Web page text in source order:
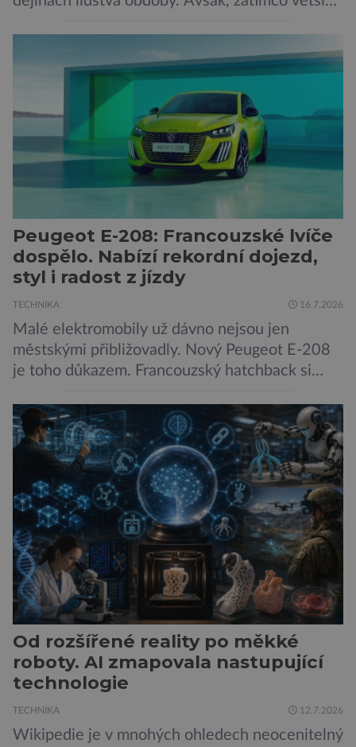
bezpečnostní experti upozorňují na mnohem
méně nápadné riziko. Podle některých
odborníků by už během příštích dvou let mohly
pokročilé systémy AI výrazně usnadnit
kybernetické útoky […]
Peugeot E-208: Francouzské lvíče
dospělo. Nabízí rekordní dojezd,
styl i radost z jízdy
TECHNIKA 16.7.2026
Malé elektromobily už dávno nejsou jen
městskými přibližovadly. Nový Peugeot E-208
je toho důkazem. Francouzský hatchback si
dojezd a modernější technologie, ale hlavně
ukazuje, že i kompaktní elektromobil může být
autem, se kterým bez obav vyrazíte za hranice
města Peugeot se u modelu 208 trefil do
černého už […]
Od rozšířené reality po měkké
roboty. AI zmapovala nastupující
technologie
TECHNIKA 12.7.2026
Wikipedie je v mnohých ohledech neocenitelný